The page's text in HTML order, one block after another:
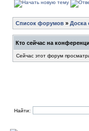
Список форумов » Доска
Кто сейчас на
Сейчас этот форум
Найти: